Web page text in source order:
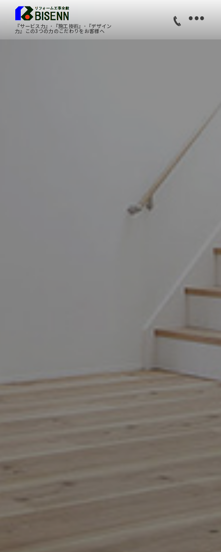
『サービス力』･『施工技術』･『デザイン
力』この3つの力のこだわりをお客様へ
•